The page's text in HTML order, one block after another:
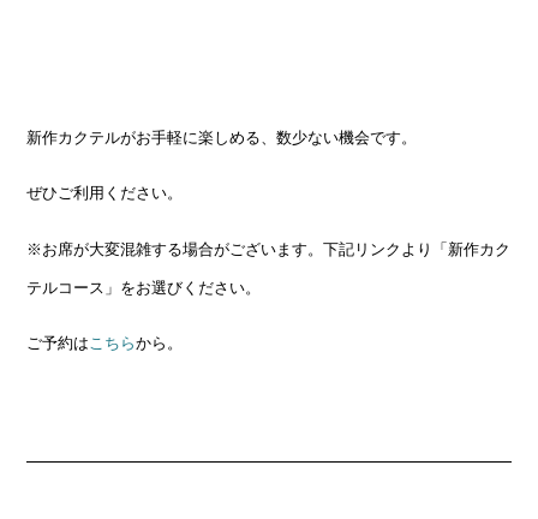
新作カクテルがお手軽に楽しめる、数少ない機会です。
ぜひご利用ください。
※お席が大変混雑する場合がございます。下記リンクより「新作カク
テルコース」をお選びください。
ご予約はこちらから。